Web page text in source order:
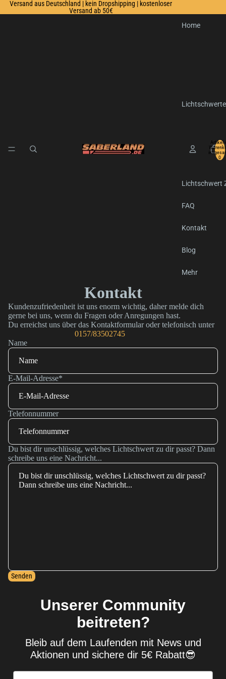
Versand aus Deutschland | kein Dropshipping | kostenloser
Versand ab 50€
Home
Lichtschwert
FAQ
Kontakt
Blog
Mehr
Artikel
0
Kontakt
Kundenzufriedenheit ist uns enorm wichtig, daher melde dich
gerne bei uns, wenn du Fragen oder Anregungen hast.
Du erreichst uns über das Kontaktformular oder telefonisch unter
0157/83502745
Name
E-Mail-Adresse*
Telefonnummer
Du bist dir unschlüssig, welches Lichtschwert zu dir passt? Dann
schreibe uns eine Nachricht...
Senden
Unserer Community
beitreten?
Bleib auf dem Laufenden mit News und
Aktionen und sichere dir 5€ Rabatt😎
Email